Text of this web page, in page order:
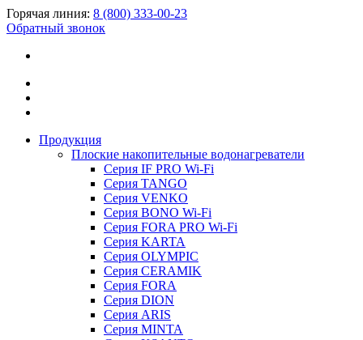
Горячая линия: 8 (800) 333-00-23
Обратный звонок
Продукция
Плоские накопительные водонагреватели
Серия IF PRO Wi-Fi
Серия TANGO
Серия VENKO
Серия BONO Wi-Fi
Серия FORA PRO Wi-Fi
Серия KARTA
Серия OLYMPIC
Серия CERAMIK
Серия FORA
Серия DION
Серия ARIS
Серия MINTA